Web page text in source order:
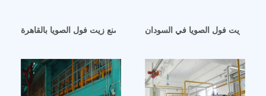
مشروعات عملاء مصنع زيت فول الصويا بالقاهرةزيت فول الصويا في السودان